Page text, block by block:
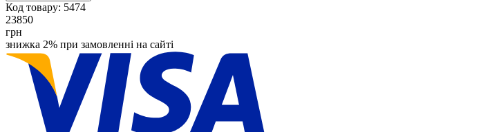
Код товару: 5474
23850
грн
знижка 2% при замовленні на сайті